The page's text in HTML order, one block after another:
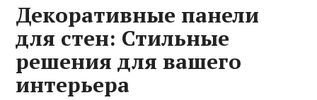
Декоративные панели
для стен: Стильные
решения для вашего
интерьера